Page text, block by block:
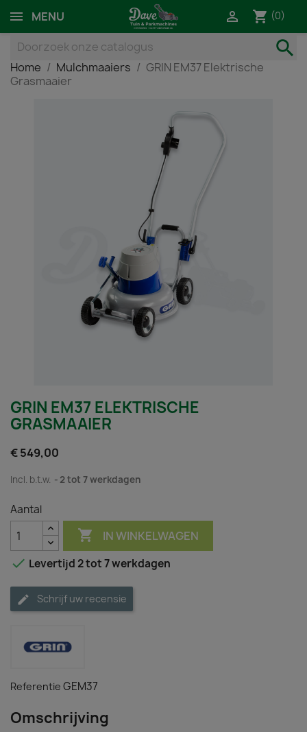
MENU  shopping_cart (0)
search
Home Mulchmaaiers
GRIN EM37 Elektrische
Grasmaaier
GRIN EM37 ELEKTRISCHE
GRASMAAIER
€ 549,00
Incl. b.t.w. 2 tot 7 werkdagen
Aantal
 IN WINKELWAGEN
 Levertijd 2 tot 7 werkdagen
Schrijf uw recensie
Referentie GEM37
Omschrijving